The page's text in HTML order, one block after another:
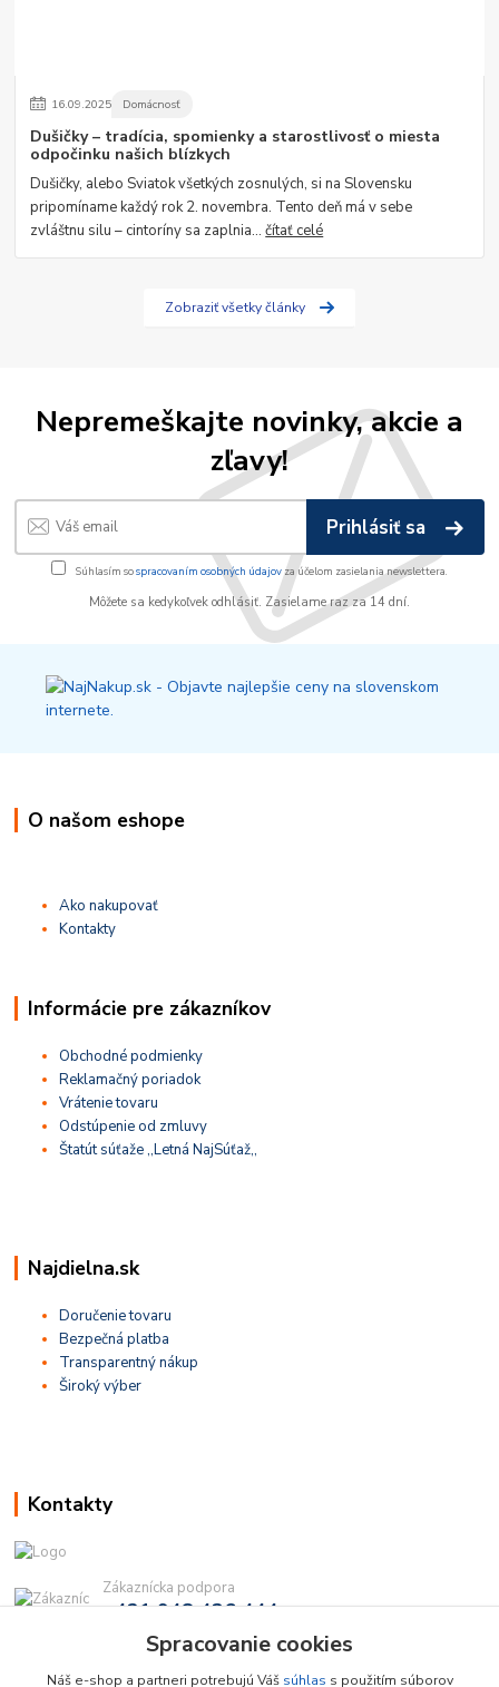
16.09.2025 Domácnosť
Dušičky – tradícia, spomienky a starostlivosť o miesta
odpočinku našich blízkych
Dušičky, alebo Sviatok všetkých zosnulých, si na Slovensku
pripomíname každý rok 2. novembra. Tento deň má v sebe
zvláštnu silu – cintoríny sa zaplnia...čítať celé
Zobraziť všetky články
Nepremeškajte novinky, akcie a
zľavy!
Prihlásiť sa
Súhlasím sospracovaním osobných údajovza účelom zasielania newslettera.
Môžete sa kedykoľvek odhlásiť. Zasielame raz za 14 dní.
O našom eshope
Ako nakupovať
Kontakty
Informácie pre zákazníkov
Obchodné podmienky
Reklamačný poriadok
Vrátenie tovaru
Odstúpenie od zmluvy
Štatút súťaže ,,Letná NajSúťaž,,
Najdielna.sk
Doručenie tovaru
Bezpečná platba
Transparentný nákup
Široký výber
Kontakty
Zákaznícka podpora
+421 948 436 444
(Po-Pia, 9-16 hod.)
info@najdielna.sk
Spracovanie cookies
Náš e-shop a partneri potrebujú Váš súhlas s použitím súborov